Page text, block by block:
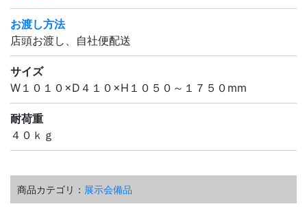
お渡し方法
店頭お渡し、自社便配送
サイズ
W１０１０×D４１０×H１０５０～１７５０mm
耐荷重
４０ｋｇ
商品カテゴリ： 展示会備品